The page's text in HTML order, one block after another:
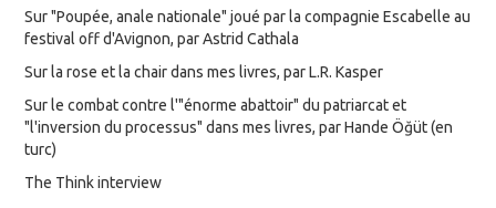
Sur "Poupée, anale nationale" joué par la compagnie Escabelle au
festival off d'Avignon, par Astrid Cathala
Sur la rose et la chair dans mes livres, par L.R. Kasper
Sur le combat contre l'"énorme abattoir" du patriarcat et
"l'inversion du processus" dans mes livres, par Hande Öğüt (en
turc)
The Think interview